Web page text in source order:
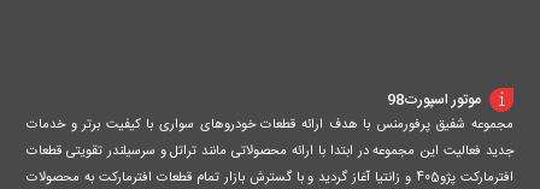
موتور اسپورت98
مجموعه شفیق پرفورمنس با هدف ارائه قطعات خودروهای سواری با کیفیت برتر و خدمات
جدید فعالیت این مجموعه در ابتدا با ارائه محصولاتی مانند تراتل و سرسیلندر تقویتی قطعات
افترمارکت پژو405 و زانتیا آغاز گردید و با گسترش بازار تمام قطعات افترمارکت به محصولات